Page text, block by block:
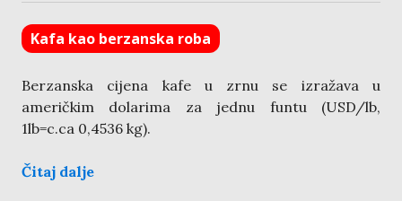
Kafa kao berzanska roba
Berzanska cijena kafe u zrnu se izražava u
američkim dolarima za jednu funtu (USD/lb,
1lb=c.ca 0,4536 kg).
Čitaj dalje